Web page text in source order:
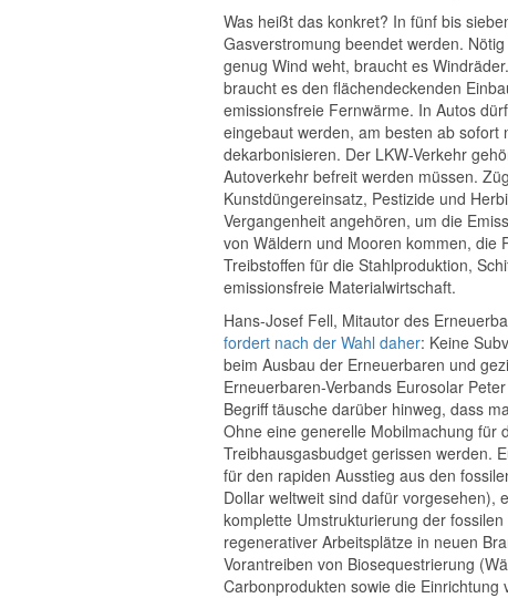
Was heißt das konkret? In fünf bis
Gasverstromung beendet werden.
genug Wind weht, braucht es
braucht es den flächendeckenden
emissionsfreie Fernwärme. In Autos
eingebaut werden, am besten ab
dekarbonisieren. Der LKW-Verkehr
Autoverkehr befreit werden müssen.
Kunstdüngereinsatz, Pestizide und
Vergangenheit angehören, um die
von Wäldern und Mooren kommen, die
Treibstoffen für die Stahlproduktion,
emissionsfreie Materialwirtschaft.
Hans-Josef Fell, Mitautor des
fordert nach der Wahl daher: Keine
beim Ausbau der Erneuerbaren und
Erneuerbaren-Verbands Eurosolar
Begriff täusche darüber hinweg, dass
Ohne eine generelle Mobilmachung für
Treibhausgasbudget gerissen werden.
für den rapiden Ausstieg aus den
Dollar weltweit sind dafür vorgesehen),
komplette Umstrukturierung der
regenerativer Arbeitsplätze in neuen
Vorantreiben von Biosequestrierung
Carbonprodukten sowie die